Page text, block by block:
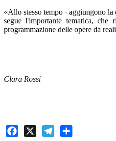
«Allo stesso tempo - aggiungono
segue l'importante tematica, che
programmazione delle opere da
Clara Rossi